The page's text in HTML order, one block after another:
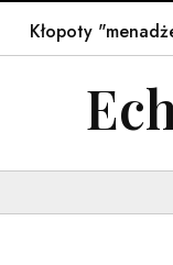
"menadżerów